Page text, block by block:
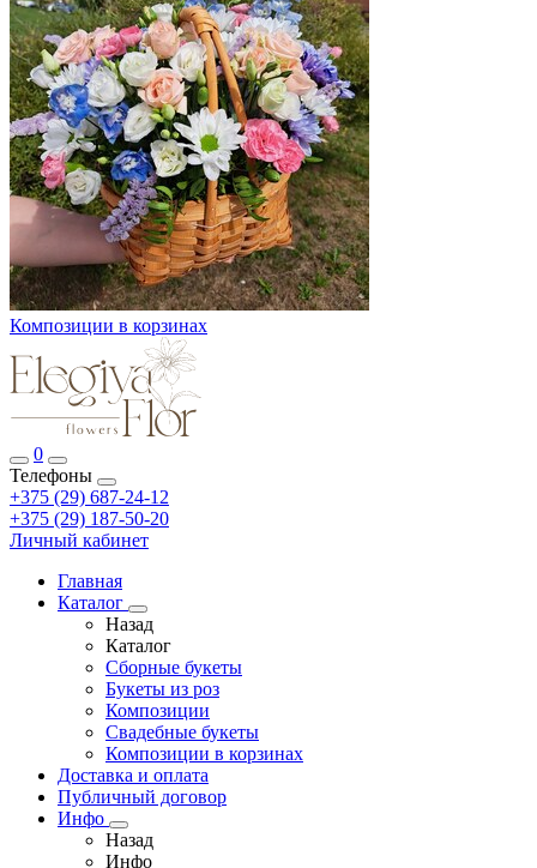
Композиции в корзинах
0
Телефоны
+375 (29) 687-24-12
+375 (29) 187-50-20
Личный кабинет
Главная
Каталог
Назад
Каталог
Сборные букеты
Букеты из роз
Композиции
Свадебные букеты
Композиции в корзинах
Доставка и оплата
Публичный договор
Инфо
Назад
Инфо